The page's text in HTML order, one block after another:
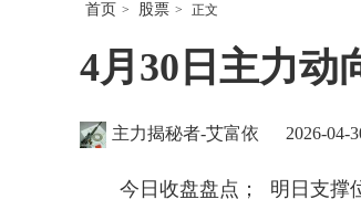
首页 > 股票 > 正文
4月30日主力
主力揭秘者-艾富依 2026-04-
今日收盘盘点； 明日支